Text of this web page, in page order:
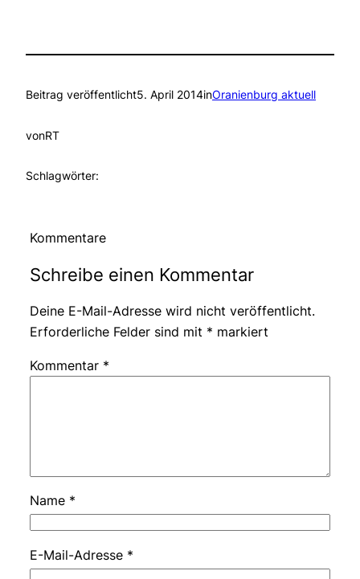
Beitrag veröffentlicht5. April 2014inOranienburg aktuell
vonRT
Schlagwörter:
Kommentare
Schreibe einen Kommentar
Deine E-Mail-Adresse wird nicht veröffentlicht.
Erforderliche Felder sind mit * markiert
Kommentar *
Name *
E-Mail-Adresse *